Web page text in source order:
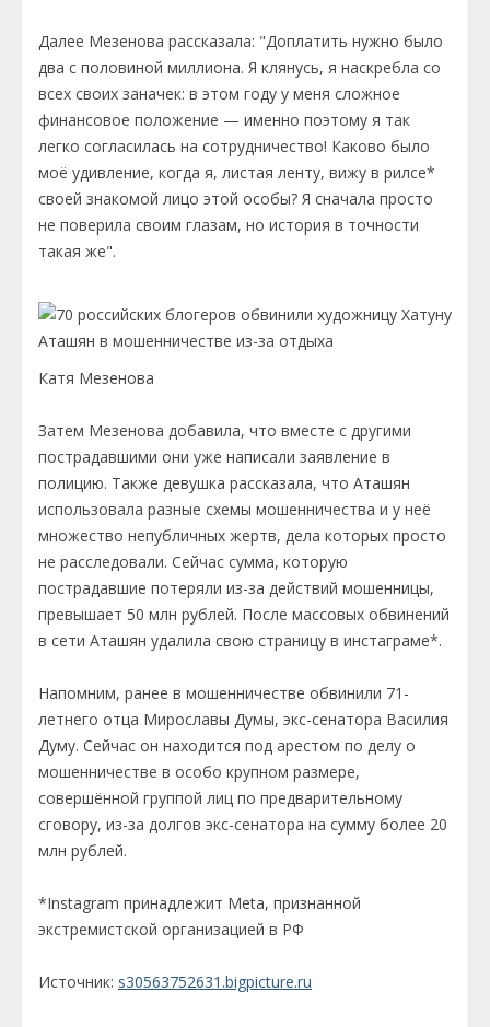
Далее Мезенова рассказала: "Доплатить нужно было
два с половиной миллиона. Я клянусь, я наскребла со
всех своих заначек: в этом году у меня сложное
финансовое положение — именно поэтому я так
легко согласилась на сотрудничество! Каково было
моё удивление, когда я, листая ленту, вижу в рилсе*
своей знакомой лицо этой особы? Я сначала просто
не поверила своим глазам, но история в точности
такая же".
Катя Мезенова
Затем Мезенова добавила, что вместе с другими
пострадавшими они уже написали заявление в
полицию. Также девушка рассказала, что Аташян
использовала разные схемы мошенничества и у неё
множество непубличных жертв, дела которых просто
не расследовали. Сейчас сумма, которую
пострадавшие потеряли из-за действий мошенницы,
превышает 50 млн рублей. После массовых обвинений
в сети Аташян удалила свою страницу в инстаграме*.
Напомним, ранее в мошенничестве обвинили 71-
летнего отца Мирославы Думы, экс-сенатора Василия
Думу. Сейчас он находится под арестом по делу о
мошенничестве в особо крупном размере,
совершённой группой лиц по предварительному
сговору, из-за долгов экс-сенатора на сумму более 20
млн рублей.
*Instagram принадлежит Meta, признанной
экстремистской организацией в РФ
Источник: s30563752631.bigpicture.ru